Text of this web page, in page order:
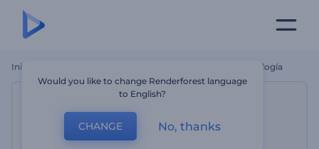
Inicio Promoción De Página Web De Alta Tecnología
Would you like to change Renderforest language
to English?
CHANGE No, thanks